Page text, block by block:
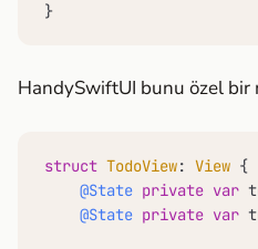
}
HandySwiftUI bunu özel
struct TodoView: View {
@State private var
@State private var